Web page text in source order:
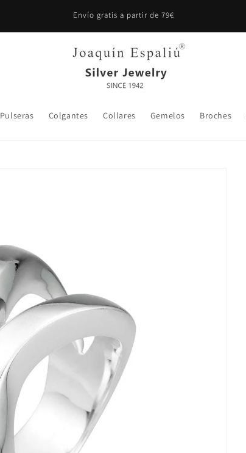
Más que joyas, obras de arte: Regálate exclusividad y artesanía.
Pulseras Colgantes Collares Gemelos Broches